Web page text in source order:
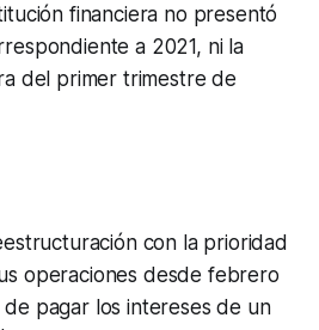
financiera no presentó
a 2021, ni la
del primer trimestre de
con la prioridad
operaciones desde febrero
pagar los intereses de un